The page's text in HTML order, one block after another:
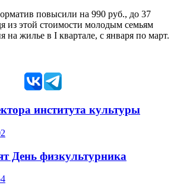
повысили на 990 руб., до 37
из этой стоимости молодым семьям
на жилье в I квартале, с января по март.
института культуры
День физкультурника